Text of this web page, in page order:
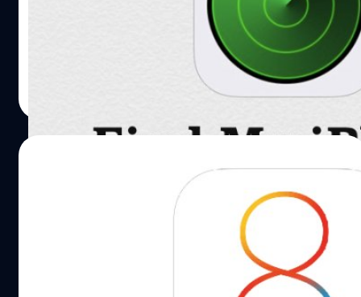
แอพพลิเคชั่น "Find My iPhone" ออกฟีเจอร์ใหม่ ที่จะส่งพิกัด
ล่าสุดออกไปอัตโนมัติก่อนที่แบตเตอรี่จะหมด
| 4334 days ago
iOS 8 เปิดตัวดี ไม่ถึงสัปดาห์ก็ครองสัดส่วน
การใช้งานบน Apple device ได้ถึง 46 %
iOS 8 ออกมาไม่นาน แต่ก็ยึดพื้นที่สัดส่วนบนอุปกรณ์ Apple